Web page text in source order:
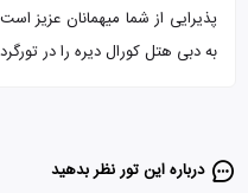
پذیرایی از شما میهمانان عزیز
به دبی هتل کورال دیره را در
درباره این تور‌ نظر بدهید